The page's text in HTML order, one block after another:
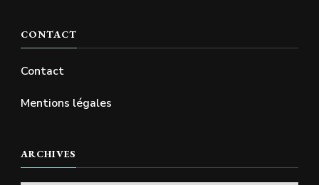
CONTACT
Contact
Mentions légales
ARCHIVES